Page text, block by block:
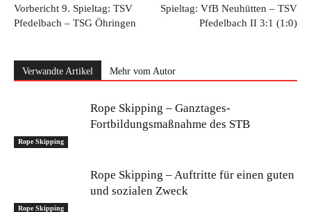
Vorbericht 9. Spieltag: TSV
Pfedelbach – TSG Öhringen
Spieltag: VfB Neuhütten – TSV
Pfedelbach II 3:1 (1:0)
Verwandte Artikel Mehr vom Autor
Rope Skipping
Rope Skipping – Ganztages-
Fortbildungsmaßnahme des STB
Rope Skipping
Rope Skipping – Auftritte für einen guten
und sozialen Zweck